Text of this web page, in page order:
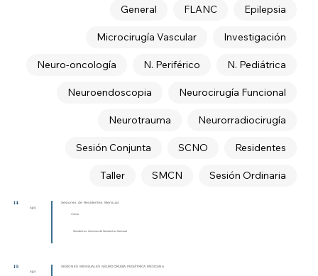
Epilepsia
FLANC
General
Investigación
Microcirugía Vascular
N. Pediátrica
N. Periférico
Neuro-oncología
Neurocirugía Funcional
Neuroendoscopia
Neurorradiocirugía
Neurotrauma
Residentes
SCNO
Sesión Conjunta
Sesión Ordinaria
SMCN
Taller
14
ago
Sesiones de Residentes Mensual
Online
Residentes, Sesiones de Residentes Mensual
19
ago
SESIONES MENSUALES NEUROCIRUGÍA PEDIÁTRICA MEXICANA